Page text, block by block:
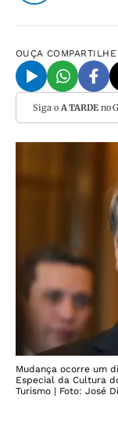
OUÇA COMPARTILHE
Siga o A TARDEno
Mudança ocorre um
Especial da Cultura
Turismo | Foto: José